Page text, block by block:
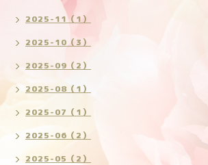
2025-11（1）
2025-10（3）
2025-09（2）
2025-08（1）
2025-07（1）
2025-06（2）
2025-05（2）